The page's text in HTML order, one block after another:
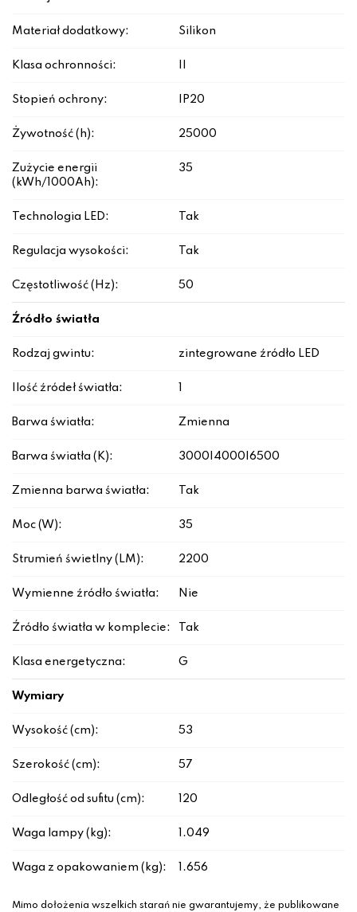
Materiał dodatkowy: Silikon
Klasa ochronności:
Stopień ochrony: IP20
Żywotność (h): 25000
Zużycie energii
(kWh/1000Ah):
35
Technologia LED: Tak
Regulacja wysokości: Tak
Częstotliwość (Hz): 50
Źródło światła
Rodzaj gwintu: zintegrowane źródło LED
Ilość źródeł światła:
Barwa światła: Zmienna
Barwa światła (K): 3000|4000|6500
Zmienna barwa światła: Tak
Moc (W): 35
Strumień świetlny (LM): 2200
Wymienne źródło światła: Nie
Źródło światła w komplecie: Tak
Klasa energetyczna: G
Wymiary
Wysokość (cm): 53
Szerokość (cm): 57
Odległość od sufitu (cm): 120
Waga lampy (kg): 1.049
Waga z opakowaniem (kg): 1.656
Mimo dołożenia wszelkich starań nie gwarantujemy, że publikowane